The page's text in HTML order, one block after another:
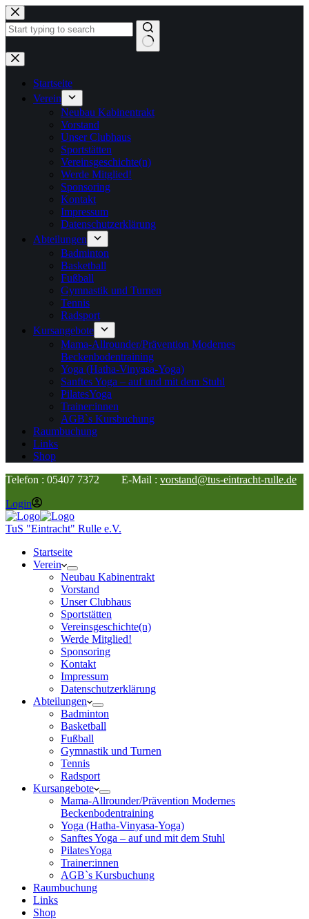
Zum
Inhalt
springen
Keine
Ergebnisse
Startseite
Verein
Neubau Kabinentrakt
Vorstand
Unser Clubhaus
Sportstätten
Vereinsgeschichte(n)
Werde Mitglied!
Sponsoring
Kontakt
Impressum
Datenschutzerklärung
Abteilungen
Badminton
Basketball
Fußball
Gymnastik und Turnen
Tennis
Radsport
Kursangebote
Mama-Allrounder/Prävention Modernes
Beckenbodentraining
Yoga (Hatha-Vinyasa-Yoga)
Sanftes Yoga – auf und mit dem Stuhl
PilatesYoga
Trainer:innen
AGB`s Kursbuchung
Raumbuchung
Links
Shop
Telefon : 05407 7372 E-Mail : vorstand@tus-eintracht-rulle.de
Login
TuS "Eintracht" Rulle e.V.
Startseite
Verein
Neubau Kabinentrakt
Vorstand
Unser Clubhaus
Sportstätten
Vereinsgeschichte(n)
Werde Mitglied!
Sponsoring
Kontakt
Impressum
Datenschutzerklärung
Abteilungen
Badminton
Basketball
Fußball
Gymnastik und Turnen
Tennis
Radsport
Kursangebote
Mama-Allrounder/Prävention Modernes
Beckenbodentraining
Yoga (Hatha-Vinyasa-Yoga)
Sanftes Yoga – auf und mit dem Stuhl
PilatesYoga
Trainer:innen
AGB`s Kursbuchung
Raumbuchung
Links
Shop